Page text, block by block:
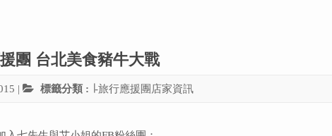
團 台北美食豬牛大戰
| 標籤分類 : ∣-旅行應援團店家資訊